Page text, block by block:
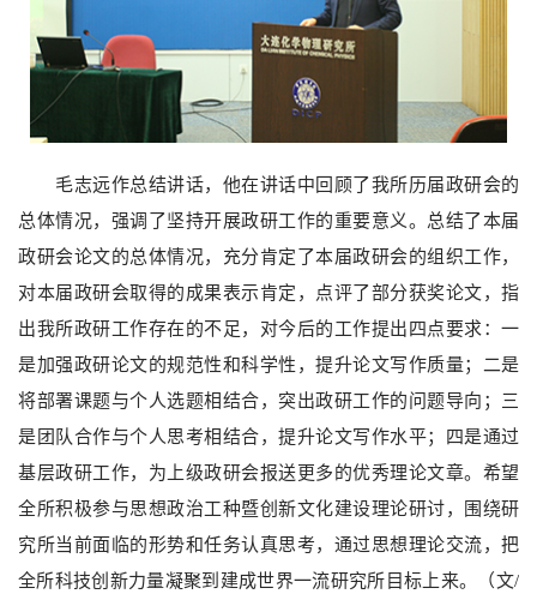
毛志远作总结讲话，他在讲话中回顾了我所历届政研会的
总体情况，强调了坚持开展政研工作的重要意义。总结了本届
政研会论文的总体情况，充分肯定了本届政研会的组织工作，
对本届政研会取得的成果表示肯定，点评了部分获奖论文，指
出我所政研工作存在的不足，对今后的工作提出四点要求：一
是加强政研论文的规范性和科学性，提升论文写作质量；二是
将部署课题与个人选题相结合，突出政研工作的问题导向；三
是团队合作与个人思考相结合，提升论文写作水平；四是通过
基层政研工作，为上级政研会报送更多的优秀理论文章。希望
全所积极参与思想政治工种暨创新文化建设理论研讨，围绕研
究所当前面临的形势和任务认真思考，通过思想理论交流，把
全所科技创新力量凝聚到建成世界一流研究所目标上来。（文/